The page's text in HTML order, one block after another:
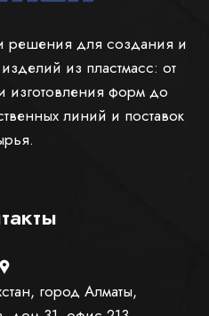
решения для создания и
из пластмасc: от
изготовления форм до
линий и поставок
город Алматы,